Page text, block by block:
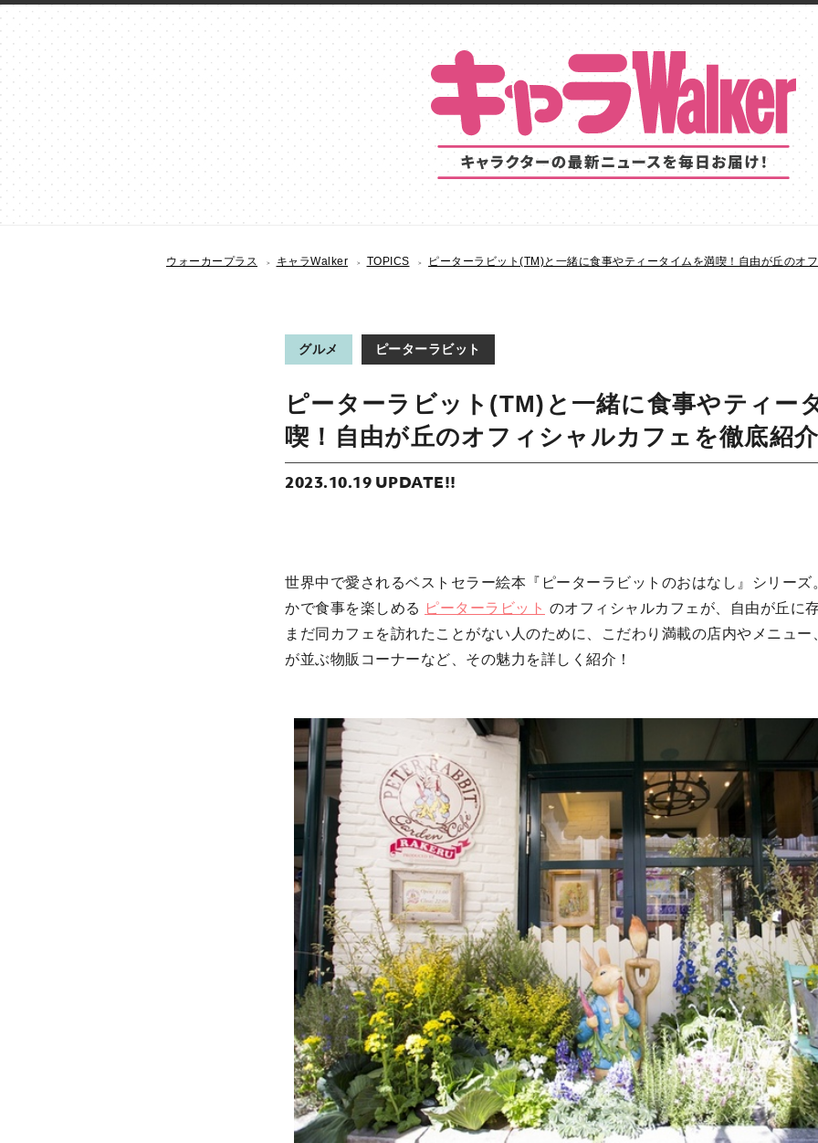
ウォーカープラス キャラWalker TOPICS ピーターラビット(TM)と一緒に食事やティータイムを満喫！自由が丘のオ
グルメ ピーターラビット
ピーターラビット(TM)と一緒に食事やティー
喫！自由が丘のオフィシャルカフェを徹底紹
2023.10.19 UPDATE!!
世界中で愛されるベストセラー絵本『ピーターラビットのおはなし』シリーズ
かで食事を楽しめる ピーターラビット のオフィシャルカフェが、自由が丘に
まだ同カフェを訪れたことがない人のために、こだわり満載の店内やメニュー
が並ぶ物販コーナーなど、その魅力を詳しく紹介！